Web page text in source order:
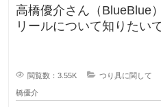
高橋優介さん（BlueBlue
リールについて知りたい
閲覧数：3.55K つり具に関して
橋優介